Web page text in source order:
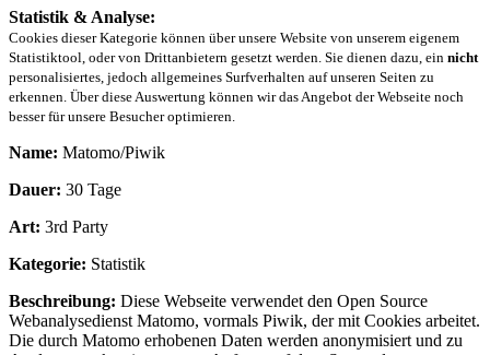
Statistik & Analyse:
Cookies dieser Kategorie können über unsere Website von unserem eigenem
Statistiktool, oder von Drittanbietern gesetzt werden. Sie dienen dazu, ein nicht
personalisiertes, jedoch allgemeines Surfverhalten auf unseren Seiten zu
erkennen. Über diese Auswertung können wir das Angebot der Webseite noch
besser für unsere Besucher optimieren.
Name: Matomo/Piwik
Dauer: 30 Tage
Art: 3rd Party
Kategorie: Statistik
Beschreibung: Diese Webseite verwendet den Open Source
Webanalysedienst Matomo, vormals Piwik, der mit Cookies arbeitet.
Die durch Matomo erhobenen Daten werden anonymisiert und zu